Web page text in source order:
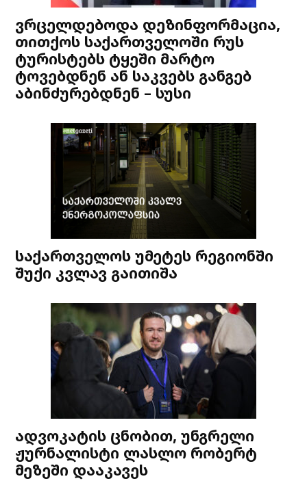
ვრცელდებოდა დეზინფორმაცია,
თითქოს საქართველოში რუს
ტურისტებს ტყეში მარტო
ტოვებდნენ ან საკვებს განგებ
აბინძურებდნენ – სუსი
საქართველოს უმეტეს რეგიონში
შუქი კვლავ გაითიშა
ადვოკატის ცნობით, უნგრელი
ჟურნალისტი ლასლო რობერტ
მეზეში დააკავეს